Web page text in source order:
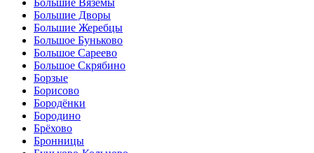
Большие Вязёмы
Большие Дворы
Большие Жеребцы
Большое Буньково
Большое Сареево
Большое Скрябино
Борзые
Борисово
Бородёнки
Бородино
Брёхово
Бронницы